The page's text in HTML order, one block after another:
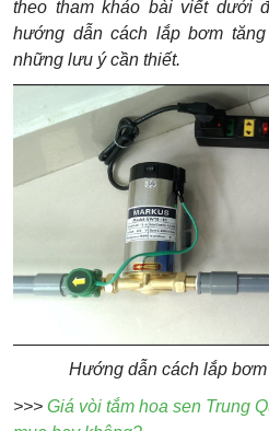
theo tham khảo bài viết dưới
hướng dẫn cách lắp bơm
những lưu ý cần thiết.
Hướng dẫn cách lắp
>>> Giá vòi tắm hoa sen Trung